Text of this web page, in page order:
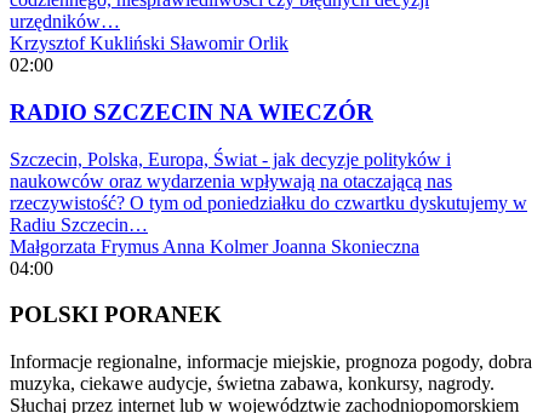
urzędników…
Krzysztof Kukliński Sławomir Orlik
02:00
RADIO SZCZECIN NA WIECZÓR
Szczecin, Polska, Europa, Świat - jak decyzje polityków i
naukowców oraz wydarzenia wpływają na otaczającą nas
rzeczywistość? O tym od poniedziałku do czwartku dyskutujemy w
Radiu Szczecin…
Małgorzata Frymus Anna Kolmer Joanna Skonieczna
04:00
POLSKI PORANEK
Informacje regionalne, informacje miejskie, prognoza pogody, dobra
muzyka, ciekawe audycje, świetna zabawa, konkursy, nagrody.
Słuchaj przez internet lub w województwie zachodniopomorskiem